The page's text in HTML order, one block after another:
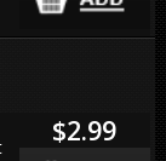
$2.99